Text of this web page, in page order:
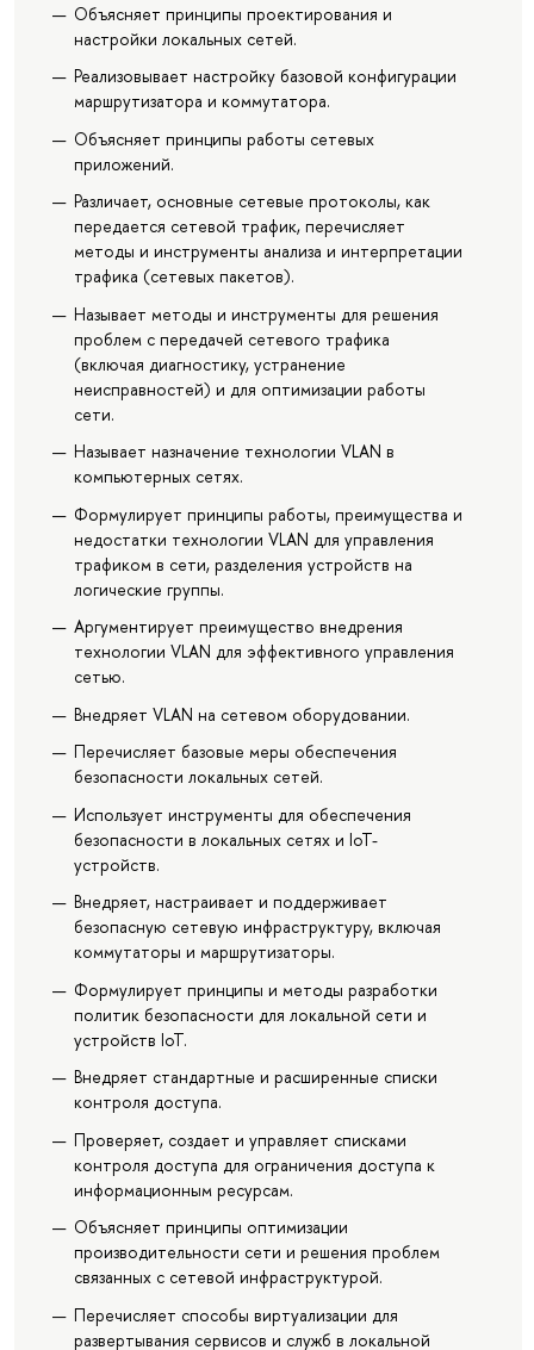
Объясняет принципы проектирования и
настройки локальных сетей.
Реализовывает настройку базовой конфигурации
маршрутизатора и коммутатора.
Объясняет принципы работы сетевых
приложений.
Различает, основные сетевые протоколы, как
передается сетевой трафик, перечисляет
методы и инструменты анализа и интерпретации
трафика (сетевых пакетов).
Называет методы и инструменты для решения
проблем с передачей сетевого трафика
(включая диагностику, устранение
неисправностей) и для оптимизации работы
сети.
Называет назначение технологии VLAN в
компьютерных сетях.
Формулирует принципы работы, преимущества и
недостатки технологии VLAN для управления
трафиком в сети, разделения устройств на
логические группы.
Аргументирует преимущество внедрения
технологии VLAN для эффективного управления
сетью.
Внедряет VLAN на сетевом оборудовании.
Перечисляет базовые меры обеспечения
безопасности локальных сетей.
Использует инструменты для обеспечения
безопасности в локальных сетях и IoT-
устройств.
Внедряет, настраивает и поддерживает
безопасную сетевую инфраструктуру, включая
коммутаторы и маршрутизаторы.
Формулирует принципы и методы разработки
политик безопасности для локальной сети и
устройств IoT.
Внедряет стандартные и расширенные списки
контроля доступа.
Проверяет, создает и управляет списками
контроля доступа для ограничения доступа к
информационным ресурсам.
Объясняет принципы оптимизации
производительности сети и решения проблем
связанных с сетевой инфраструктурой.
Перечисляет способы виртуализации для
развертывания сервисов и служб в локальной